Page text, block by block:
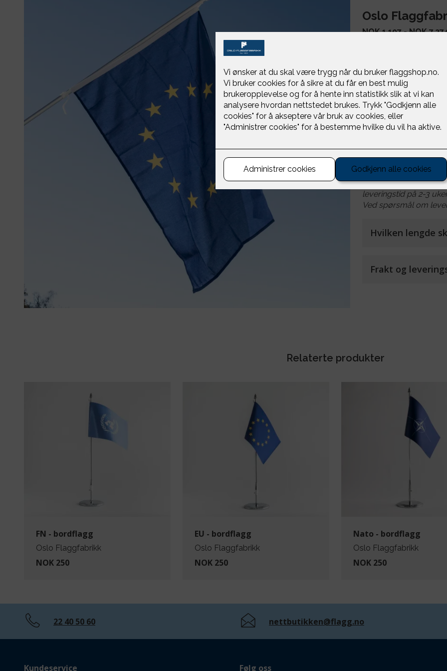
Oslo
NOK 1,107 - NOK
- +
Flagg anbefales å ha
Ikke alle varianter er
leveringstid på 2-3
Ved spørsmål om
Hvilken lengde
Frakt og
Relaterte produkter
FN - bordflagg
Oslo Flaggfabrikk
NOK 250
EU - bordflagg
Oslo Flaggfabrikk
NOK 250
Nato - bordflagg
Oslo Flaggfabrikk
NOK 250
22 40 50 60 nettbutikken@flagg.no
Kundeservice Følg oss